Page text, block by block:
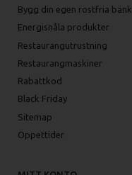
Bygg din egen rostfria bänk
Energisnåla produkter
Restaurangutrustning
Restaurangmaskiner
Rabattkod
Black Friday
Sitemap
Öppettider